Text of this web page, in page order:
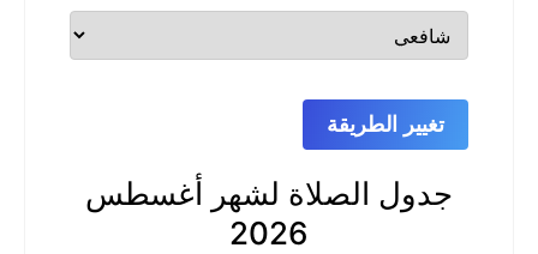
تغيير الطريقة
جدول الصلاة لشهر أغسطس
2026